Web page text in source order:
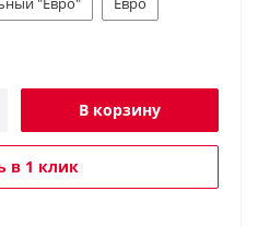
В корзину
в 1 клик